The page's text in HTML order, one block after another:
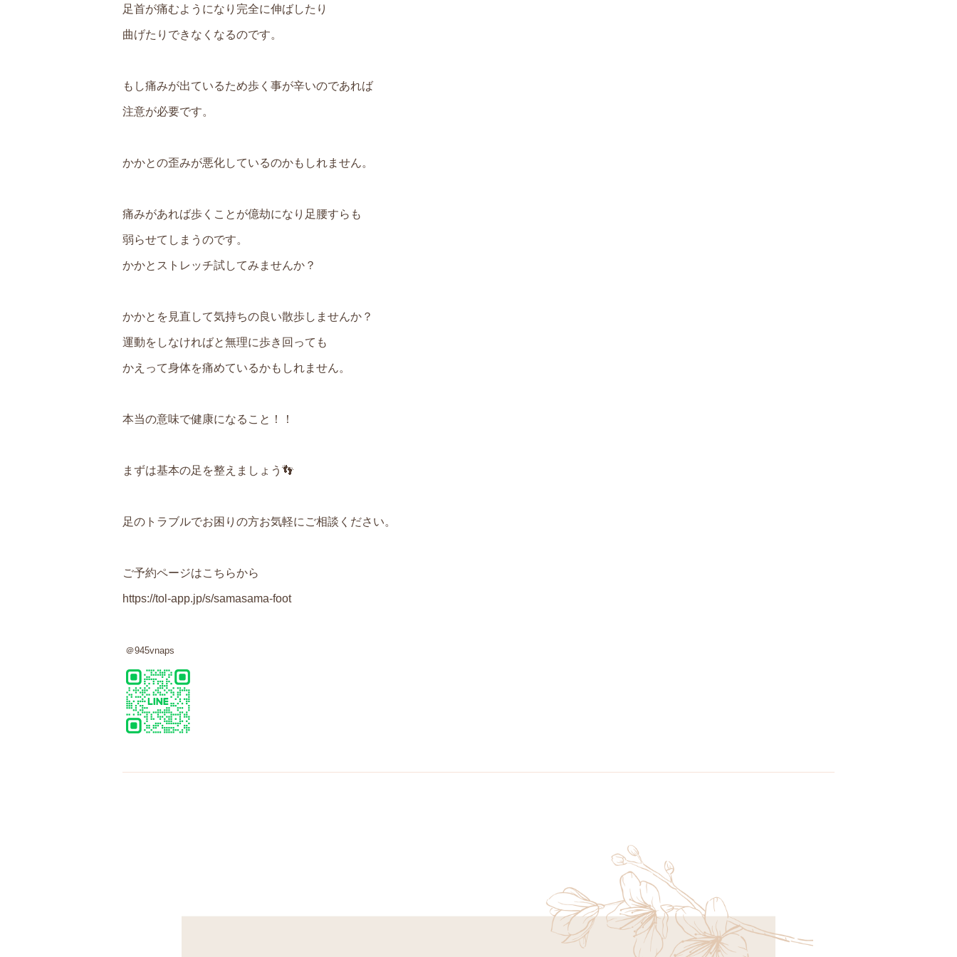
足首が痛むようになり完全に伸ばしたり
曲げたりできなくなるのです。
もし痛みが出ているため歩く事が辛いのであれば
注意が必要です。
かかとの歪みが悪化しているのかもしれません。
痛みがあれば歩くことが億劫になり足腰すらも
弱らせてしまうのです。
かかとストレッチ試してみませんか？
かかとを見直して気持ちの良い散歩しませんか？
運動をしなければと無理に歩き回っても
かえって身体を痛めているかもしれません。
本当の意味で健康になること！！
まずは基本の足を整えましょう👣
足のトラブルでお困りの方お気軽にご相談ください。
ご予約ページはこちらから
https://tol-app.jp/s/samasama-foot
＠945vnaps